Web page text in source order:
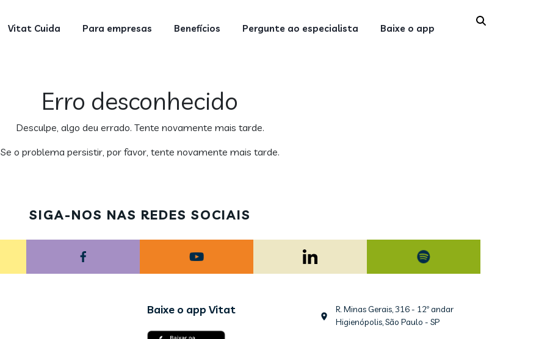
Vitat Cuida Para empresas Benefícios Pergunte ao especialista Baixe o app
Erro desconhecido
Desculpe, algo deu errado. Tente novamente mais tarde.
Se o problema persistir, por favor, tente novamente mais tarde.
SIGA-NOS NAS REDES SOCIAIS
Baixe o app Vitat
R. Minas Gerais, 316 - 12º andar
Higienópolis, São Paulo - SP